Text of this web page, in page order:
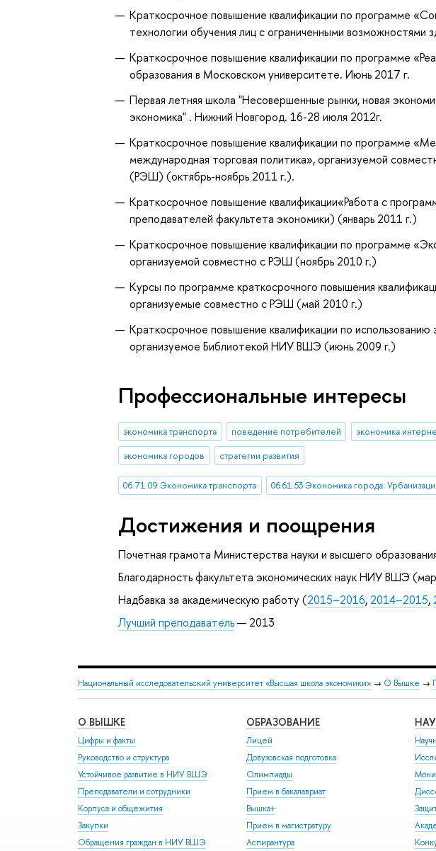
Краткосрочное повышение квалификации по программе
технологии обучения лиц с ограниченными возможностями
Краткосрочное повышение квалификации по программе
образования в Московском университете. Июнь 2017 г.
Первая летняя школа "Несовершенные рынки, новая
экономика" . Нижний Новгород. 16-28 июля 2012г.
Краткосрочное повышение квалификации по программе
международная торговая политика», организуемой
(РЭШ) (октябрь-ноябрь 2011 г.).
Краткосрочное повышение квалификации«Работа с
преподавателей факультета экономики) (январь 2011 г.)
Краткосрочное повышение квалификации по программе
организуемой совместно сРЭШ (ноябрь 2010 г.)
Курсы по программе краткосрочного повышения
организуемые совместно с РЭШ (май 2010 г.)
Краткосрочное повышение квалификации по
организуемое Библиотекой НИУ ВШЭ (июнь 2009 г.)
Профессиональные интересы
экономика транспорта поведение потребителей экономика
экономика городов
стратегии развития
06.71.09 Экономика транспорта 06.61.53 Экономика города.
Достижения и поощрения
Почетная грамота Министерства науки и высшего
Благодарность факультета экономических наук НИУ ВШЭ
Надбавка за академическую работу (2015–2016, 2014–2015,
Лучший преподаватель— 2013
Национальный исследовательский университет «Высшая школа экономики» → О Вышке →
О ВЫШКЕ
Цифры и факты
Руководство и структура
Устойчивое развитие в НИУ ВШЭ
Преподаватели и сотрудники
Корпуса и общежития
Закупки
Обращения граждан в НИУ ВШЭ
ОБРАЗОВАНИЕ
Лицей
Довузовская подготовка
Олимпиады
Прием в бакалавриат
Вышка+
Прием в магистратуру
Аспирантура